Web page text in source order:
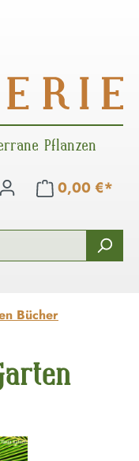
Pflanzen
0,00 €*
Bücher